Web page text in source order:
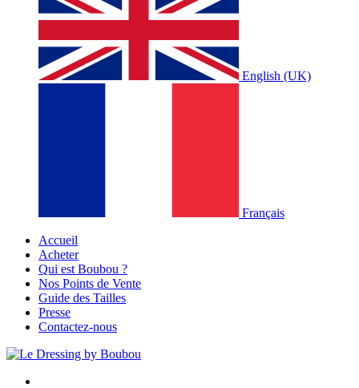
English (UK)
Français
Accueil
Acheter
Qui est Boubou ?
Nos Points de Vente
Guide des Tailles
Presse
Contactez-nous